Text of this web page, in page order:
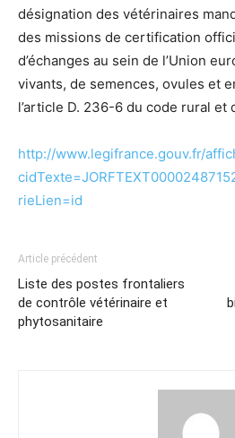
désignation des vétérinaires
des missions de certification
d’échanges au sein de l’Union
vivants, de semences, ovules et
l’article D. 236-6 du code rural et
http://www.legifrance.gouv.fr/
rieLien=id
Article précédent
Liste des postes frontaliers
de contrôle vétérinaire et
phytosanitaire